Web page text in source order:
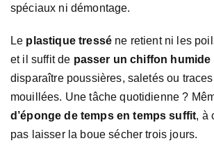
spéciaux ni démontage.
Le plastique tressé ne retient ni les
et il suffit de passer un chiffon humide
disparaître poussières, saletés ou
mouillées. Une tâche quotidienne ?
d’éponge de temps en temps suffit, à
pas laisser la boue sécher trois jours.